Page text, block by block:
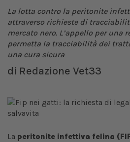
La lotta contro la peritonite
attraverso richieste di
mercato nero. L’appello per una
permetta la tracciabilità dei
una cura sicura
di Redazione Vet33
La peritonite infettiva felina